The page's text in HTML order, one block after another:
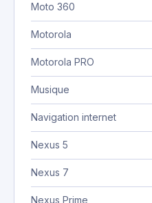
Moto 360
Motorola
Motorola PRO
Musique
Navigation internet
Nexus 5
Nexus 7
Nexus Prime